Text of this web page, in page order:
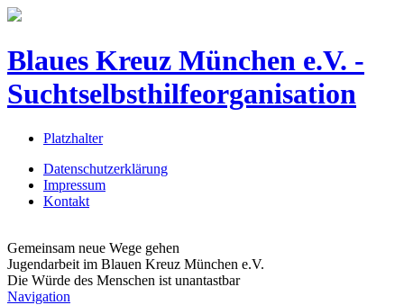
Blaues Kreuz München e.V. -
Suchtselbsthilfeorganisation
Platzhalter
Datenschutzerklärung
Impressum
Kontakt
Gemeinsam neue Wege gehen
Jugendarbeit im Blauen Kreuz München e.V.
Die Würde des Menschen ist unantastbar
Navigation